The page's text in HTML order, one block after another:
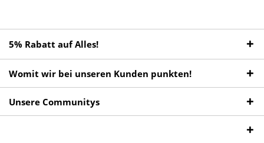
5% Rabatt auf Alles!
Womit wir bei unseren Kunden punkten!
Unsere Communitys